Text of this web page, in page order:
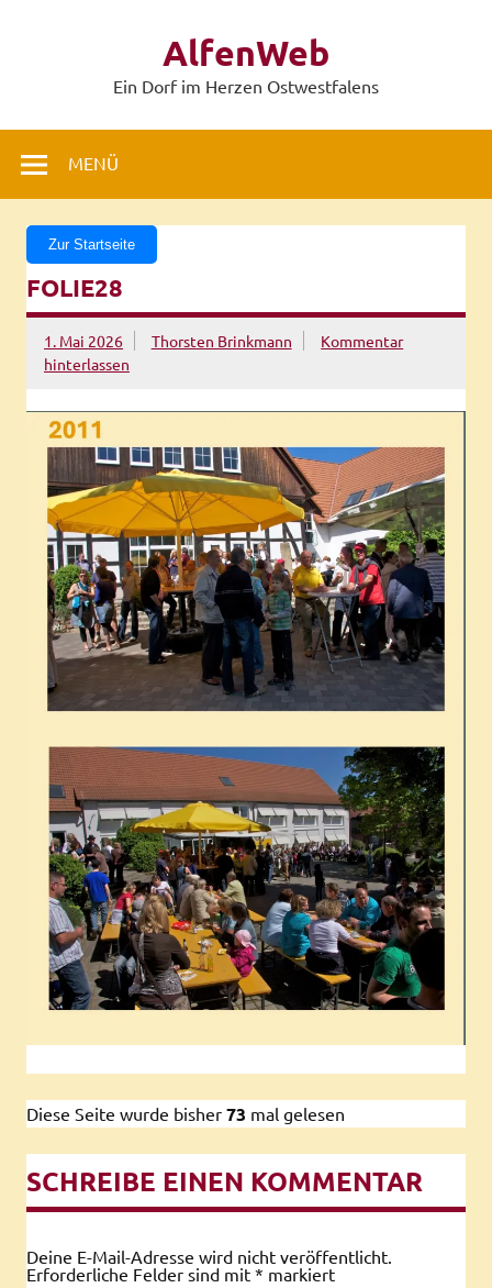
AlfenWeb
Ein Dorf im Herzen Ostwestfalens
MENÜ
Zur Startseite
FOLIE28
1. Mai 2026 Thorsten Brinkmann
Kommentar
hinterlassen
Diese Seite wurde bisher 73 mal gelesen
SCHREIBE EINEN KOMMENTAR
Deine E-Mail-Adresse wird nicht veröffentlicht.
Erforderliche Felder sind mit * markiert